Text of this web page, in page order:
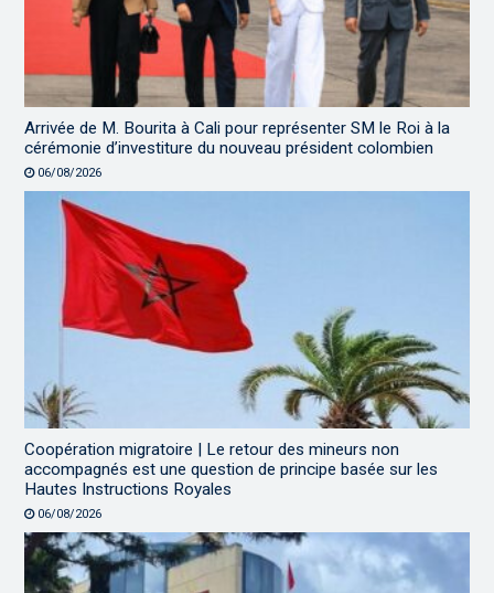
Arrivée de M. Bourita à Cali pour représenter SM le Roi à la
cérémonie d’investiture du nouveau président colombien
06/08/2026
Coopération migratoire | Le retour des mineurs non
accompagnés est une question de principe basée sur les
Hautes Instructions Royales
06/08/2026